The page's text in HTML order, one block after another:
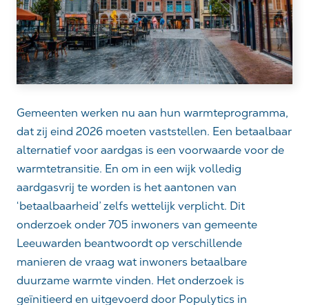
Gemeenten werken nu aan hun warmteprogramma,
dat zij eind 2026 moeten vaststellen. Een betaalbaar
alternatief voor aardgas is een voorwaarde voor de
warmtetransitie. En om in een wijk volledig
aardgasvrij te worden is het aantonen van
‘betaalbaarheid’ zelfs wettelijk verplicht. Dit
onderzoek onder 705 inwoners van gemeente
Leeuwarden beantwoordt op verschillende
manieren de vraag wat inwoners betaalbare
duurzame warmte vinden. Het onderzoek is
geïnitieerd en uitgevoerd door Populytics in